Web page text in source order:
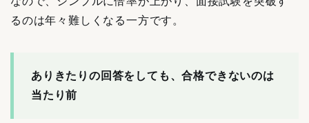
るのは年々難しくなる一方です。
ありきたりの回答をしても、合格できないのは
当たり前